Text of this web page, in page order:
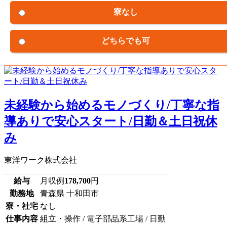
寮なし
どちらでも可
未経験から始めるモノづくり/丁寧な指
導ありで安心スタート/日勤＆土日祝休
み
東洋ワーク株式会社
給与 月収例 178,700円
勤務地
青森県 十和田市
寮・社宅 なし
仕事内容 組立・操作 / 電子部品系工場 / 日勤